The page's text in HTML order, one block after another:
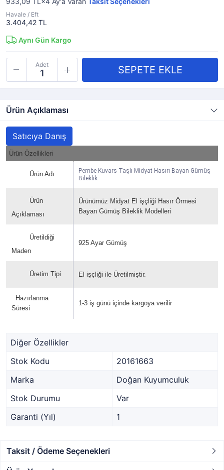
Havale / Eft
3.404,42 TL
Aynı Gün Kargo
Adet
Ürün Açıklaması
Satıcıya Danış
Ürün Özellikleri
Ürün Adı
Pembe Kuvars Taşlı Midyat Hasırı Bayan Gümüş
Bileklik
Ürün
Açıklaması
Ürünümüz Midyat El işçliği Hasır Örmesi
Bayan Gümüş Bileklik Modelleri
Üretildiği
Maden
925 Ayar Gümüş
Üretim Tipi El işçliği ile Üretilmiştir.
Hazırlanma
Süresi
1-3 iş günü içinde kargoya verilir
Diğer Özellikler
Stok Kodu
20161663
Marka
Doğan Kuyumculuk
Stok Durumu
Var
Garanti (Yıl)
1
Taksit / Ödeme Seçenekleri